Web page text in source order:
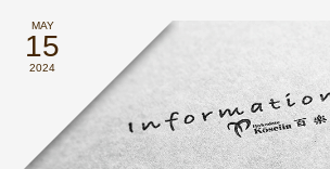
MAY
15
2024